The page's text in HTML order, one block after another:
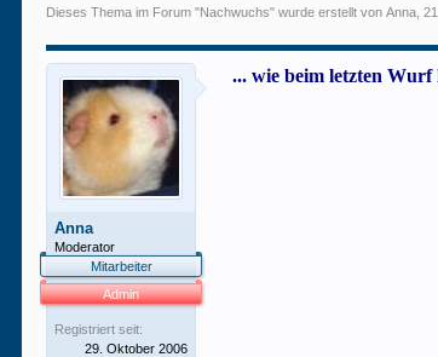
Dieses Thema im Forum "Nachwuchs" wurde erstellt vonAnna ,
Anna
Moderator
Mitarbeiter
Admin
Registriert seit:
29. Oktober 2006
... wie beim letzten